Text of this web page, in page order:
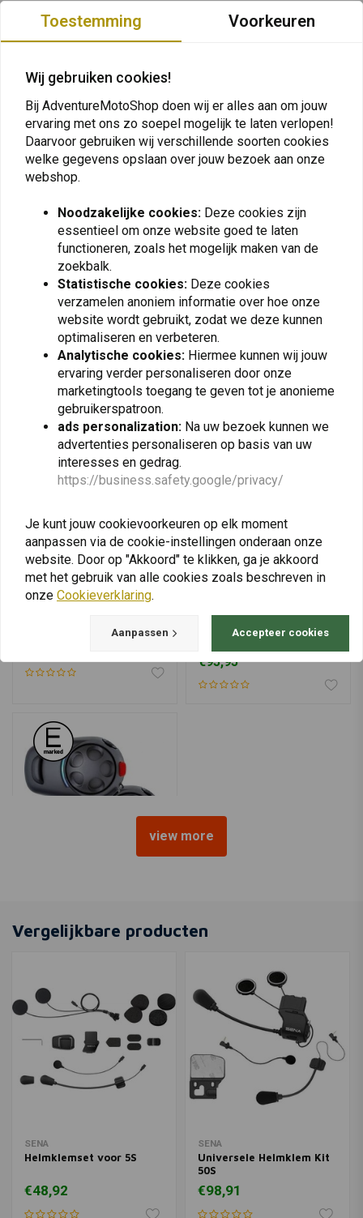
Vergelijkbare producten
Klemset 20S Evo | 30K
€80,62
SENA
5S Dubbele Bluetooth 5.0-
Headset
View more
Klemset 20S Evo | 30K
SENA
SMH5 Bluetooth-Headset |
€95,95
€183,45
view more
Vergelijkbare producten
SENA
Helmklemset voor 5S
€48,92
SENA
Universele Helmklem Kit
50S
€98,91
Toestemming Voorkeuren
Wij gebruiken cookies!
Bij AdventureMotoShop doen wij er alles aan om jouw
ervaring met ons zo soepel mogelijk te laten verlopen!
Daarvoor gebruiken wij verschillende soorten cookies
welke gegevens opslaan over jouw bezoek aan onze
webshop.
Noodzakelijke cookies: Deze cookies zijn
essentieel om onze website goed te laten
functioneren, zoals het mogelijk maken van de
zoekbalk.
Statistische cookies: Deze cookies
verzamelen anoniem informatie over hoe onze
website wordt gebruikt, zodat we deze kunnen
optimaliseren en verbeteren.
Analytische cookies: Hiermee kunnen wij jouw
ervaring verder personaliseren door onze
marketingtools toegang te geven tot je anonieme
gebruikerspatroon.
ads personalization: Na uw bezoek kunnen we
advertenties personaliseren op basis van uw
interesses en gedrag.
https://business.safety.google/privacy/
Je kunt jouw cookievoorkeuren op elk moment
aanpassen via de cookie-instellingen onderaan onze
website. Door op "Akkoord" te klikken, ga je akkoord
met het gebruik van alle cookies zoals beschreven in
onze Cookieverklaring.
Aanpassen Accepteer cookies